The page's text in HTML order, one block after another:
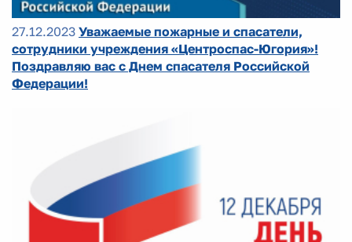
27.12.2023 Уважаемые пожарные и спасатели,
сотрудники учреждения «Центроспас-Югория»!
Поздравляю вас с Днем спасателя Российской
Федерации!